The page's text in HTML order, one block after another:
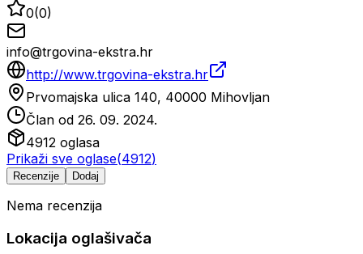
0(0)
info@trgovina-ekstra.hr
http://www.trgovina-ekstra.hr
Prvomajska ulica 140, 40000 Mihovljan
Član od 26. 09. 2024.
4912 oglasa
Prikaži sve oglase(4912)
Recenzije Dodaj
Nema recenzija
Lokacija oglašivača